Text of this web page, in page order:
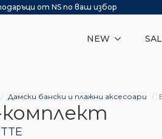
от NS по ваш избор
NEW
Дамски бански и плажни аксесоари